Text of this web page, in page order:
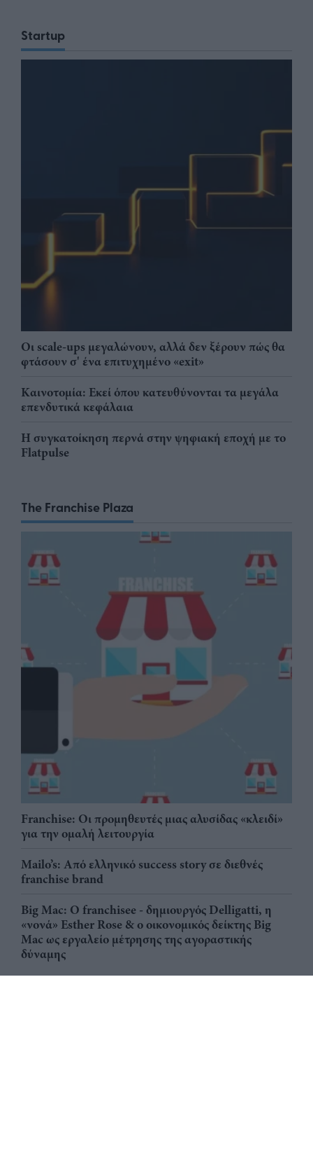
Startup
Οι scale-ups μεγαλώνουν, αλλά δεν ξέρουν πώς θα
φτάσουν σ' ένα επιτυχημένο «exit»
Καινοτομία: Εκεί όπου κατευθύνονται τα μεγάλα
επενδυτικά κεφάλαια
Η συγκατοίκηση περνά στην ψηφιακή εποχή με το
Flatpulse
The Franchise Plaza
Franchise: Οι προμηθευτές μιας αλυσίδας «κλειδί»
για την ομαλή λειτουργία
Mailo’s: Από ελληνικό success story σε διεθνές
franchise brand
Big Mac: Ο franchisee - δημιουργός Delligatti, η
«νονά» Esther Rose & ο οικονομικός δείκτης Big
Mac ως εργαλείο μέτρησης της αγοραστικής
δύναμης